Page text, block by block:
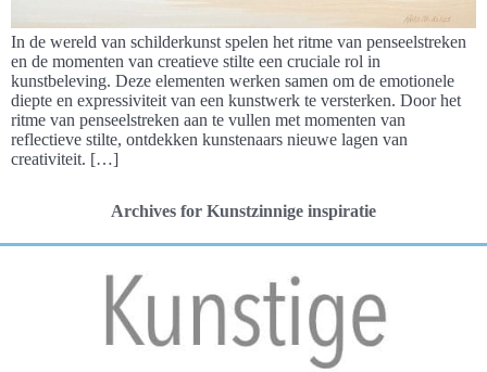
In de wereld van schilderkunst spelen het ritme van penseelstreken
en de momenten van creatieve stilte een cruciale rol in
kunstbeleving. Deze elementen werken samen om de emotionele
diepte en expressiviteit van een kunstwerk te versterken. Door het
ritme van penseelstreken aan te vullen met momenten van
reflectieve stilte, ontdekken kunstenaars nieuwe lagen van
creativiteit. […]
Archives for Kunstzinnige inspiratie